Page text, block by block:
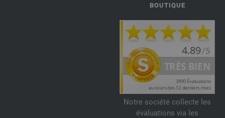
BOUTIQUE
Notre société collecte les
évaluations via les